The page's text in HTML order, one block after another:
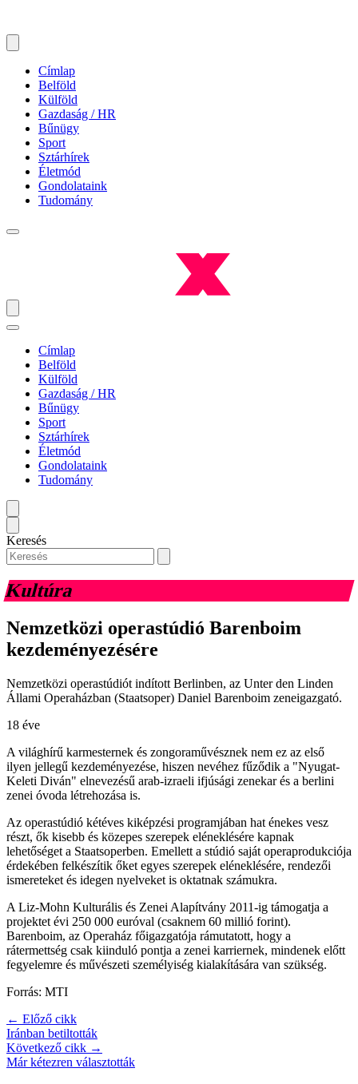
Címlap
Belföld
Külföld
Gazdaság / HR
Bűnügy
Sport
Sztárhírek
Életmód
Gondolataink
Tudomány
Címlap
Belföld
Külföld
Gazdaság / HR
Bűnügy
Sport
Sztárhírek
Életmód
Gondolataink
Tudomány
Keresés
Kultúra
Nemzetközi operastúdió Barenboim
kezdeményezésére
Nemzetközi operastúdiót indított Berlinben, az Unter den Linden
Állami Operaházban (Staatsoper) Daniel Barenboim zeneigazgató.
18 éve
A világhírű karmesternek és zongoraművésznek nem ez az első
ilyen jellegű kezdeményezése, hiszen nevéhez fűződik a "Nyugat-
Keleti Diván" elnevezésű arab-izraeli ifjúsági zenekar és a berlini
zenei óvoda létrehozása is.
Az operastúdió kétéves kiképzési programjában hat énekes vesz
részt, ők kisebb és közepes szerepek eléneklésére kapnak
lehetőséget a Staatsoperben. Emellett a stúdió saját operaprodukciója
érdekében felkészítik őket egyes szerepek eléneklésére, rendezői
ismereteket és idegen nyelveket is oktatnak számukra.
A Liz-Mohn Kulturális és Zenei Alapítvány 2011-ig támogatja a
projektet évi 250 000 euróval (csaknem 60 millió forint).
Barenboim, az Operaház főigazgatója rámutatott, hogy a
rátermettség csak kiinduló pontja a zenei karriernek, mindenek előtt
fegyelemre és művészeti személyiség kialakítására van szükség.
Forrás: MTI
← Előző cikk
Iránban betiltották
Következő cikk →
Már kétezren választották